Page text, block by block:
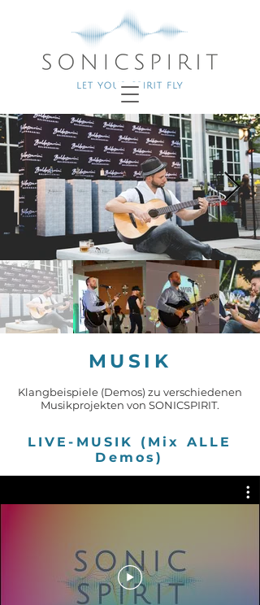
MUSIK
Klangbeispiele (Demos) zu verschiedenen
Musikprojekten von SONICSPIRIT.
LIVE-MUSIK (Mix ALLE
Demos)